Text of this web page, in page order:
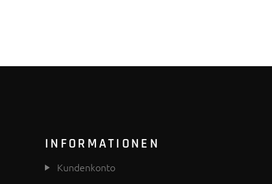
INFORMATIONEN
Kundenkonto